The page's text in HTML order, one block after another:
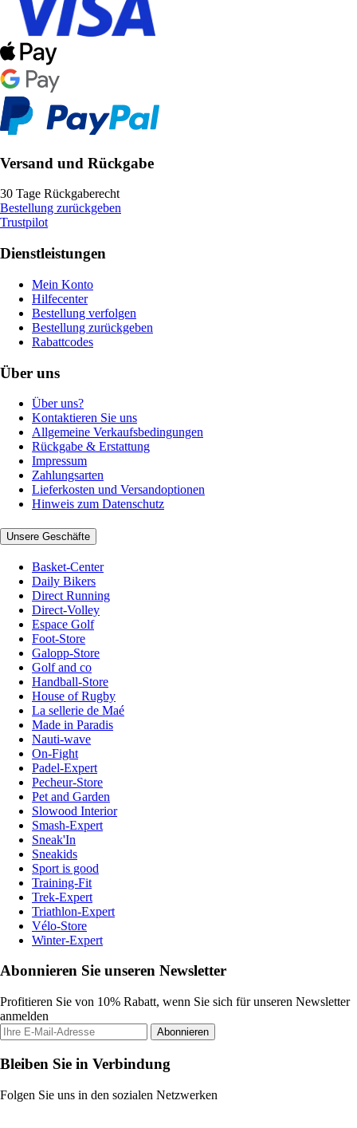
Versand und Rückgabe
30 Tage Rückgaberecht
Bestellung zurückgeben
Trustpilot
Dienstleistungen
Mein Konto
Hilfecenter
Bestellung verfolgen
Bestellung zurückgeben
Rabattcodes
Über uns
Über uns?
Kontaktieren Sie uns
Allgemeine Verkaufsbedingungen
Rückgabe & Erstattung
Impressum
Zahlungsarten
Lieferkosten und Versandoptionen
Hinweis zum Datenschutz
Unsere Geschäfte
Basket-Center
Daily Bikers
Direct Running
Direct-Volley
Espace Golf
Foot-Store
Galopp-Store
Golf and co
Handball-Store
House of Rugby
La sellerie de Maé
Made in Paradis
Nauti-wave
On-Fight
Padel-Expert
Pecheur-Store
Pet and Garden
Slowood Interior
Smash-Expert
Sneak'In
Sneakids
Sport is good
Training-Fit
Trek-Expert
Triathlon-Expert
Vélo-Store
Winter-Expert
Abonnieren Sie unseren Newsletter
Profitieren Sie von 10% Rabatt, wenn Sie sich für unseren Newsletter
anmelden
Abonnieren
Bleiben Sie in Verbindung
Folgen Sie uns in den sozialen Netzwerken